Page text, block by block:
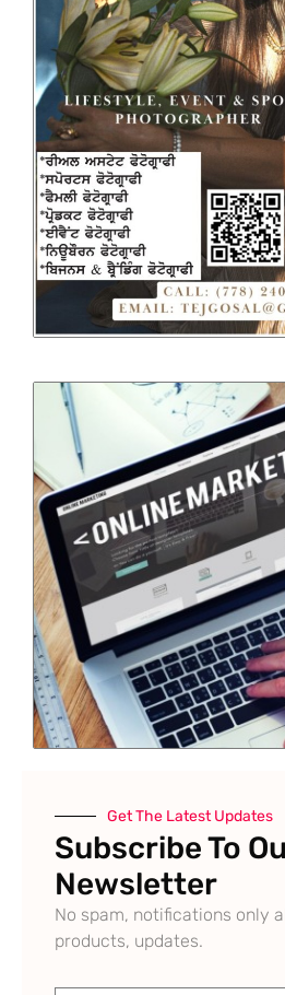
Get The Latest Updates
Subscribe To
Newsletter
No spam, notifications only
products, updates.